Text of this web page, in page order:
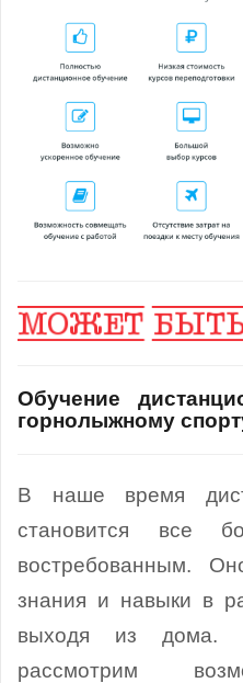
Обучение
горнолыжному
В наше время
становится все
востребованным.
знания и навыки в
выходя из дома.
рассмотрим